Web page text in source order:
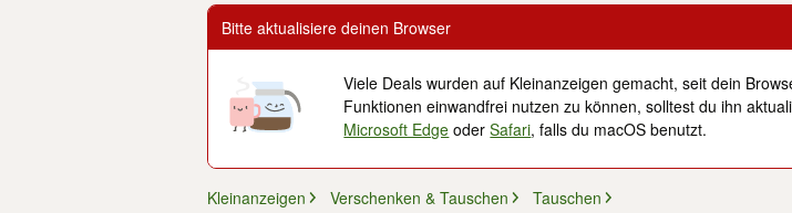
Bitte aktualisiere deinen Browser
Viele Deals wurden auf Kleinanzeigen gemacht, seit dein
Funktionen einwandfrei nutzen zu können, solltest du ihn
Microsoft Edge oderSafari, falls du macOS benutzt.
Kleinanzeigen Verschenken & Tauschen Tauschen